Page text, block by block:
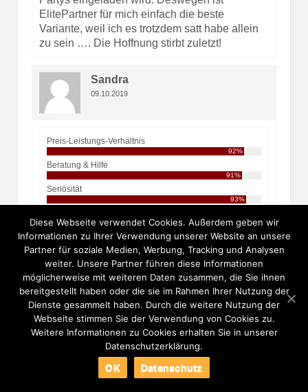
ElitePartner für mich einfach die beste
Variante, weil ich es trotzdem satt habe allein
zu sein …. Die Hoffnung stirbt zuletzt!
Sandra
09.10.2019
Preis-Leistungs-Verhältnis
92%
Beratung & Hilfe
91%
Seriösität
93%
Ich war früher immer etwas skeptisch was
solche Seiten anbelangt. Schlussendlich
musste ich mir aber auch eingestehen, dass
ich durch meinen Job und Hobbys wirklich oft
keine Zeit habe jemanden kennen zu lernen
und da war ElitePartner meine erste Wahl.
Bislang mangelt es leider bei mir an der Zeit
als an dem Willen aber ich werden versuchen
mehr Energie zu investieren und hoffe, dass
mir ElitePartner gute Partnervorschläge
Diese Webseite verwendet Cookies. Außerdem geben wir
Informationen zu Ihrer Verwendung unserer Website an unsere
Partner für soziale Medien, Werbung, Tracking und Analysen
weiter. Unsere Partner führen diese Informationen
möglicherweise mit weiteren Daten zusammen, die Sie ihnen
bereitgestellt haben oder die sie im Rahmen Ihrer Nutzung der
Dienste gesammelt haben. Durch die weitere Nutzung der
Webseite stimmen Sie der Verwendung von Cookies zu.
Weitere Informationen zu Cookies erhalten Sie in unserer
Datenschutzerklärung.
OK Datenschutz